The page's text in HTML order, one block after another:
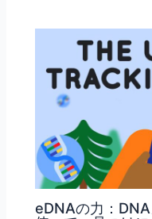
eDNAの力：